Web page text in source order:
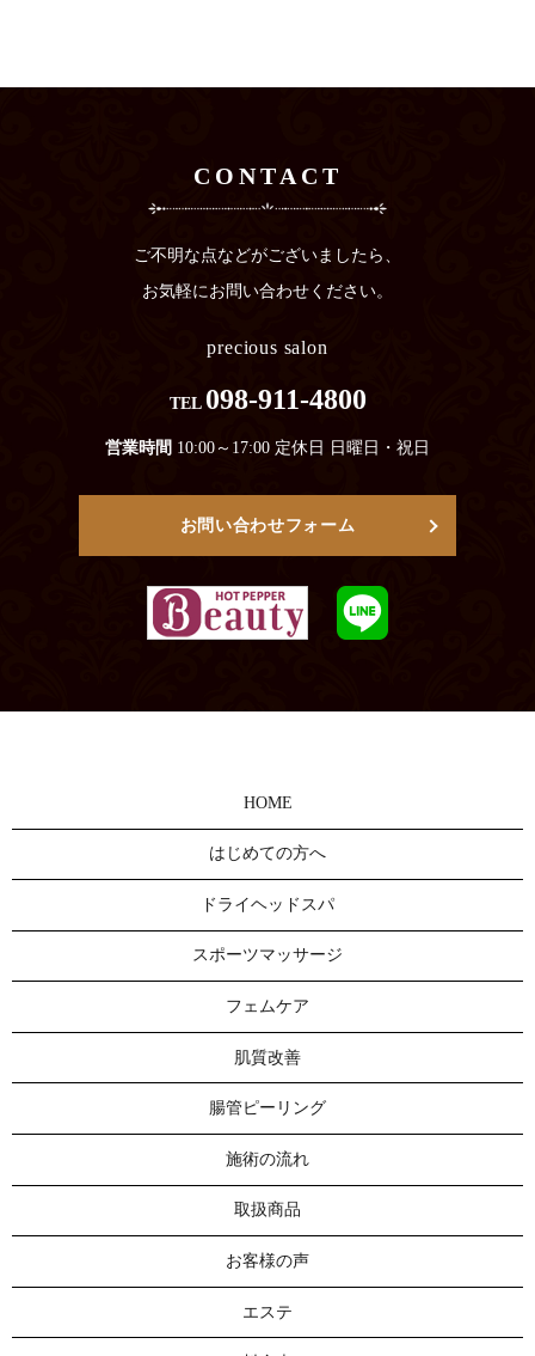
CONTACT
ご不明な点などがございましたら、
お気軽にお問い合わせください。
precious salon
TEL 098-911-4800
営業時間 10:00～17:00 定休日 日曜日・祝日
お問い合わせフォーム
HOME
はじめての方へ
ドライヘッドスパ
スポーツマッサージ
フェムケア
肌質改善
腸管ピーリング
施術の流れ
取扱商品
お客様の声
エステ